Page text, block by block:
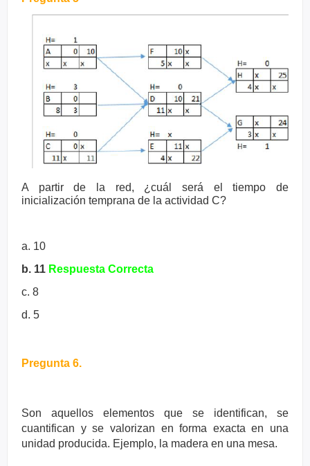
A partir de la red, ¿cuál será el tiempo de
inicialización temprana de la actividad C?
a. 10
b. 11 Respuesta Correcta
c. 8
d. 5
Pregunta 6.
Son aquellos elementos que se identifican, se
cuantifican y se valorizan en forma exactaen una
unidad producida. Ejemplo, la madera en una mesa.